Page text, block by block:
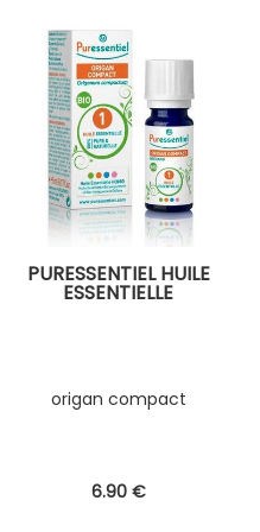
PURESSENTIEL HUILE
ESSENTIELLE
origan compact
6.90 €